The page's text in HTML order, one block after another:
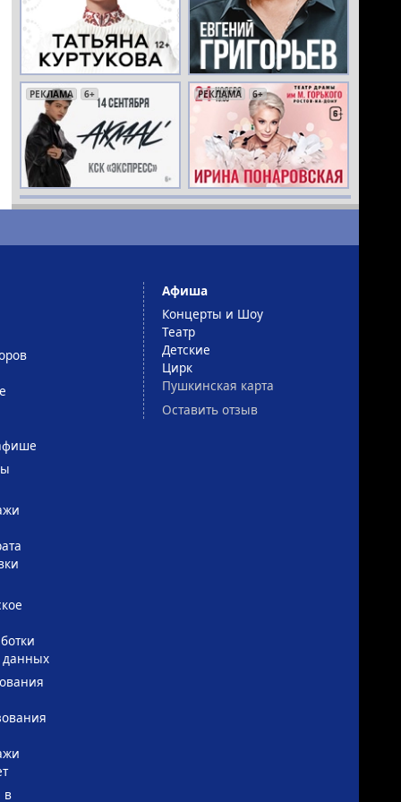
РЕКЛАМА 18+
РЕКЛАМА 6+
РЕКЛАМА 6+
РЕКЛАМА 12+
РЕКЛАМА 12+
РЕКЛАМА 6+ РЕКЛАМА 16+
РЕКЛАМА 6+
РЕКЛАМА 12+
РЕКЛАМА 12+
РЕКЛАМА 16+
РЕКЛАМА 0+
данных
в
Афиша
Концерты и Шоу
Театр
Детские
Цирк
Пушкинская карта
Оставить отзыв